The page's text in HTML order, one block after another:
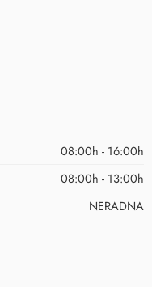
08:00h - 16:00h
08:00h - 13:00h
NERADNA